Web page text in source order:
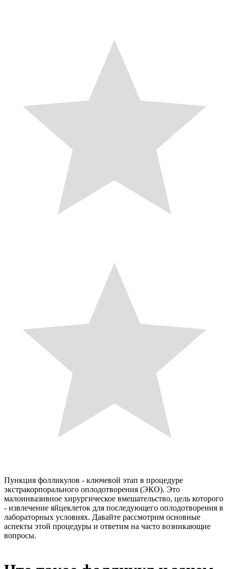
Пункция фолликулов - ключевой этап в процедуре
экстракорпорального оплодотворения (ЭКО). Это
малоинвазивное хирургическое вмешательство, цель которого
- извлечение яйцеклеток для последующего оплодотворения в
лабораторных условиях. Давайте рассмотрим основные
аспекты этой процедуры и ответим на часто возникающие
вопросы.